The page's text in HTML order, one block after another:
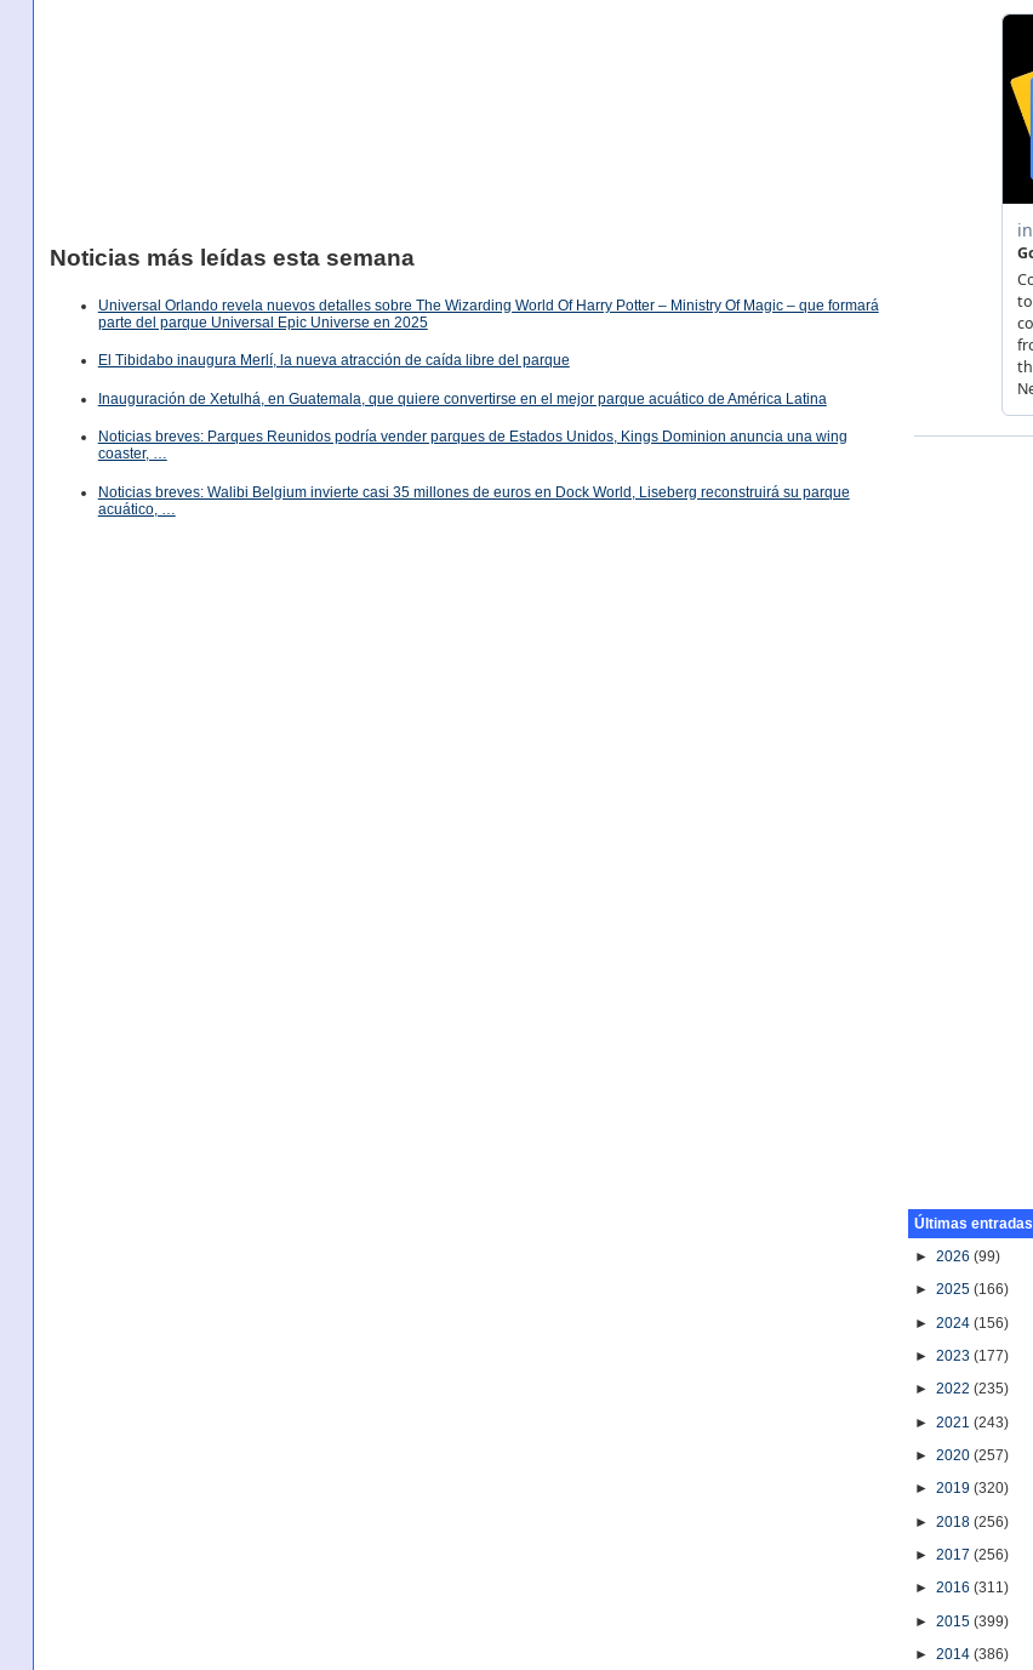
Noticias más leídas esta semana
Universal Orlando revela nuevos detalles sobre The Wizarding World Of Harry Potter – Ministry Of Magic – que formará
parte del parque Universal Epic Universe en 2025
El Tibidabo inaugura Merlí, la nueva atracción de caída libre del parque
Inauguración de Xetulhá, en Guatemala, que quiere convertirse en el mejor parque acuático de América Latina
Noticias breves: Parques Reunidos podría vender parques de Estados Unidos, Kings Dominion anuncia una wing
coaster, …
Noticias breves: Walibi Belgium invierte casi 35 millones de euros en Dock World, Liseberg reconstruirá su parque
acuático, …
Últimas entradas
►2026(99)
►2025(166)
►2024(156)
►2023(177)
►2022(235)
►2021(243)
►2020(257)
►2019(320)
►2018(256)
►2017(256)
►2016(311)
►2015(399)
►2014(386)